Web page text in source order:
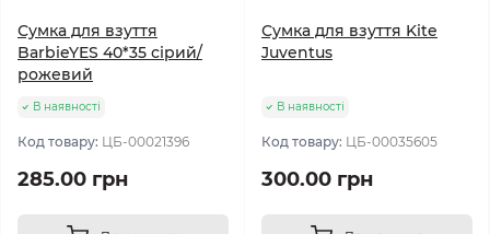
Сумка для взуття
BarbieYES 40*35 сірий/
рожевий
В наявності
Код товару: ЦБ-00021396
285.00 грн
Сумка для взуття Kite
Juventus
В наявності
Код товару: ЦБ-00035605
300.00 грн